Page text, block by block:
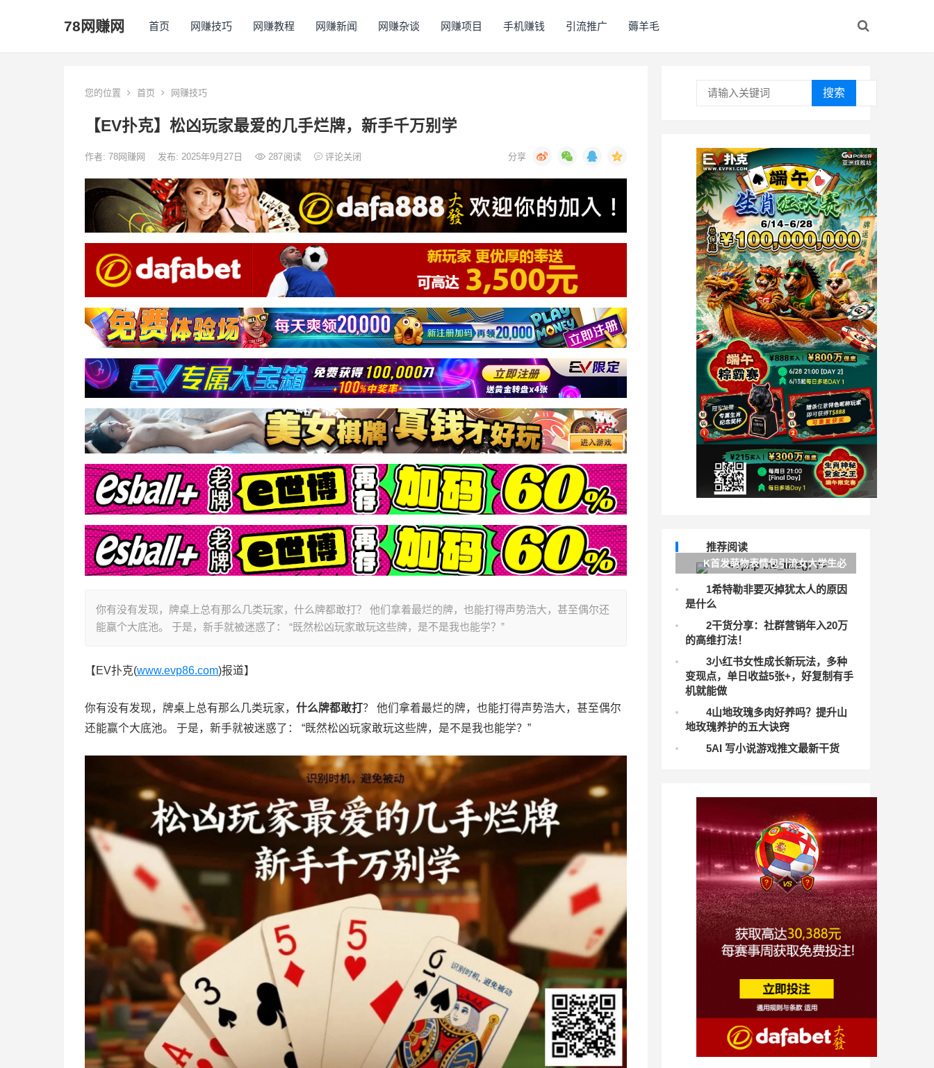
78网赚网 首页 网赚技巧 网赚教程 网赚新闻 网赚杂谈 网赚项目 手机赚钱 引流推广 薅羊毛
您的位置 首页 网赚技巧
【EV扑克】松凶玩家最爱的几手烂牌，新手千万别学
作者: 78网赚网 发布: 2025年9月27日 287阅读 评论关闭
你有没有发现，牌桌上总有那么几类玩家，什么牌都敢打？ 他们拿着最烂的牌，也能打得声势浩大，甚至偶尔还
能赢个大底池。 于是，新手就被迷惑了： “既然松凶玩家敢玩这些牌，是不是我也能学？”
【EV扑克(www.evp86.com)报道】
你有没有发现，牌桌上总有那么几类玩家， 什么牌都敢打？ 他们拿着最烂的牌，也能打得声势浩大，甚至偶尔
还能赢个大底池。 于是，新手就被迷惑了： “既然松凶玩家敢玩这些牌，是不是我也能学？”
搜索
推荐阅读
K首发萌物表情包引流女大学生必
备（思路+揭秘）
1希特勒非要灭掉犹太人的原因
是什么
2干货分享：社群营销年入20万
的高维打法！
3小红书女性成长新玩法，多种
变现点，单日收益5张+，好复制有手
机就能做
4山地玫瑰多肉好养吗？提升山
地玫瑰养护的五大诀窍
5AI 写小说游戏推文最新干货